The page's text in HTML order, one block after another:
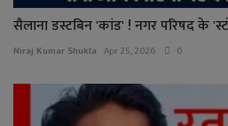
सैलाना डस्टबिन 'कांड' ! नगर परिषद के
Niraj Kumar Shukla Apr 25, 2026 0